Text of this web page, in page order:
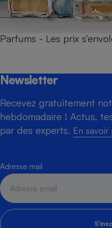
Parfums - Les prix
Newsletter
Recevez gratuitement
hebdomadaire ! Actus,
par des experts. En savoir
Adresse mail